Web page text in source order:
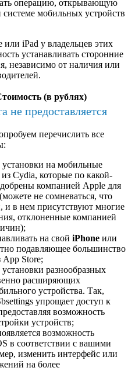
операцию, открывающую
мобильных устройств
iPad у владельцев этих
устанавливать сторонние
независимо от наличия или
(в рублях)
не предоставляется
перечислить все
установки на мобильные
Cydia, которые по какой-
компанией Apple для
не сомневаться, что
и в нем присутствуют многие
отклоненные компанией
на свой iPhone или
подавляющее большинство
Store;
разнообразных
расширяющих
устройства. Так,
упрощает доступ к
возможность
устройств;
возможность
в соответствии с вашими
изменить интерфейс или
на более